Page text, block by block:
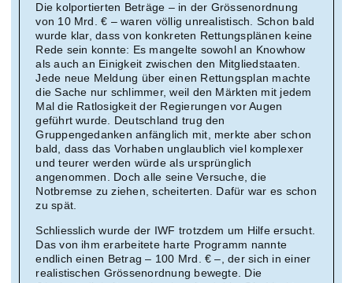
Die kolportierten Beträge – in der Grössenordnung
von 10 Mrd. € – waren völlig unrealistisch. Schon bald
wurde klar, dass von konkreten Rettungsplänen keine
Rede sein konnte: Es mangelte sowohl an Knowhow
als auch an Einigkeit zwischen den Mitgliedstaaten.
Jede neue Meldung über einen Rettungsplan machte
die Sache nur schlimmer, weil den Märkten mit jedem
Mal die Ratlosigkeit der Regierungen vor Augen
geführt wurde. Deutschland trug den
Gruppengedanken anfänglich mit, merkte aber schon
bald, dass das Vorhaben unglaublich viel komplexer
und teurer werden würde als ursprünglich
angenommen. Doch alle seine Versuche, die
Notbremse zu ziehen, scheiterten. Dafür war es schon
zu spät.
Schliesslich wurde der IWF trotzdem um Hilfe ersucht.
Das von ihm erarbeitete harte Programm nannte
endlich einen Betrag – 100 Mrd. € –, der sich in einer
realistischen Grössenordnung bewegte. Die